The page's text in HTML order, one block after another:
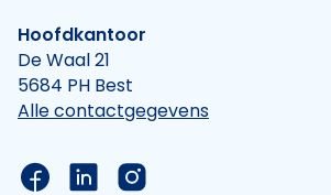
Hoofdkantoor
De Waal 21
5684 PH Best
Alle contactgegevens
Link naar de Facebook pagina
Link naar de LinkedIn
Link naar de